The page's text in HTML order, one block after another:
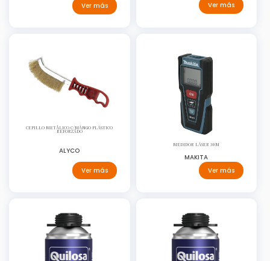
Ver más
Ver más
CEPILLO METÁLICO C/MANGO PLASTICO
REFORZADO
ALYCO
Ver más
MEDIDOR LASER 30M
MAKITA
Ver más